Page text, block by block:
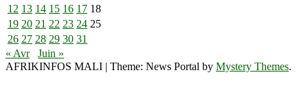
12 13 14 15 16 17 18
19 20 21 22 23 24 25
26 27 28 29 30 31
« Avr
Juin »
AFRIKINFOS MALI | Theme: News Portal by Mystery Themes.